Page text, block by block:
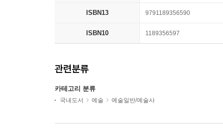
ISBN13 9791189356590
ISBN10 1189356597
관련분류
카테고리 분류
국내도서 예술 예술일반/예술사